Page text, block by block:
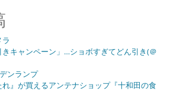
キャンペーン」…ショボすぎてどん引き(＠
ンランプ
』が買えるアンテナショップ『十和田の食